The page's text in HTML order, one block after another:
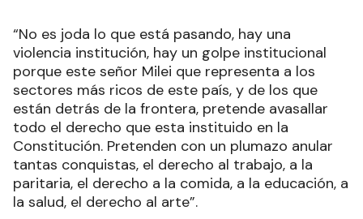
“No es joda lo que está pasando, hay una
violencia institución, hay un golpe institucional
porque este señor Milei que representa a los
sectores más ricos de este país, y de los que
están detrás de la frontera, pretende avasallar
todo el derecho que esta instituido en la
Constitución. Pretenden con un plumazo anular
tantas conquistas, el derecho al trabajo, a la
paritaria, el derecho a la comida, a la educación, a
la salud, el derecho al arte”.